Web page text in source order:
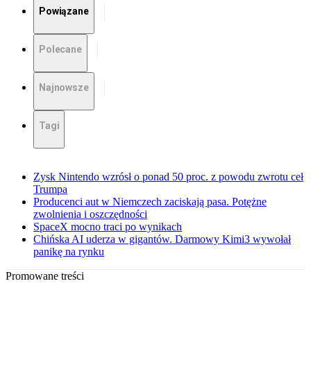
Powiązane
Polecane
Najnowsze
Tagi
Zysk Nintendo wzrósł o ponad 50 proc. z powodu zwrotu ceł
Trumpa
Producenci aut w Niemczech zaciskają pasa. Potężne
zwolnienia i oszczędności
SpaceX mocno traci po wynikach
Chińska AI uderza w gigantów. Darmowy Kimi3 wywołał
panikę na rynku
Promowane treści